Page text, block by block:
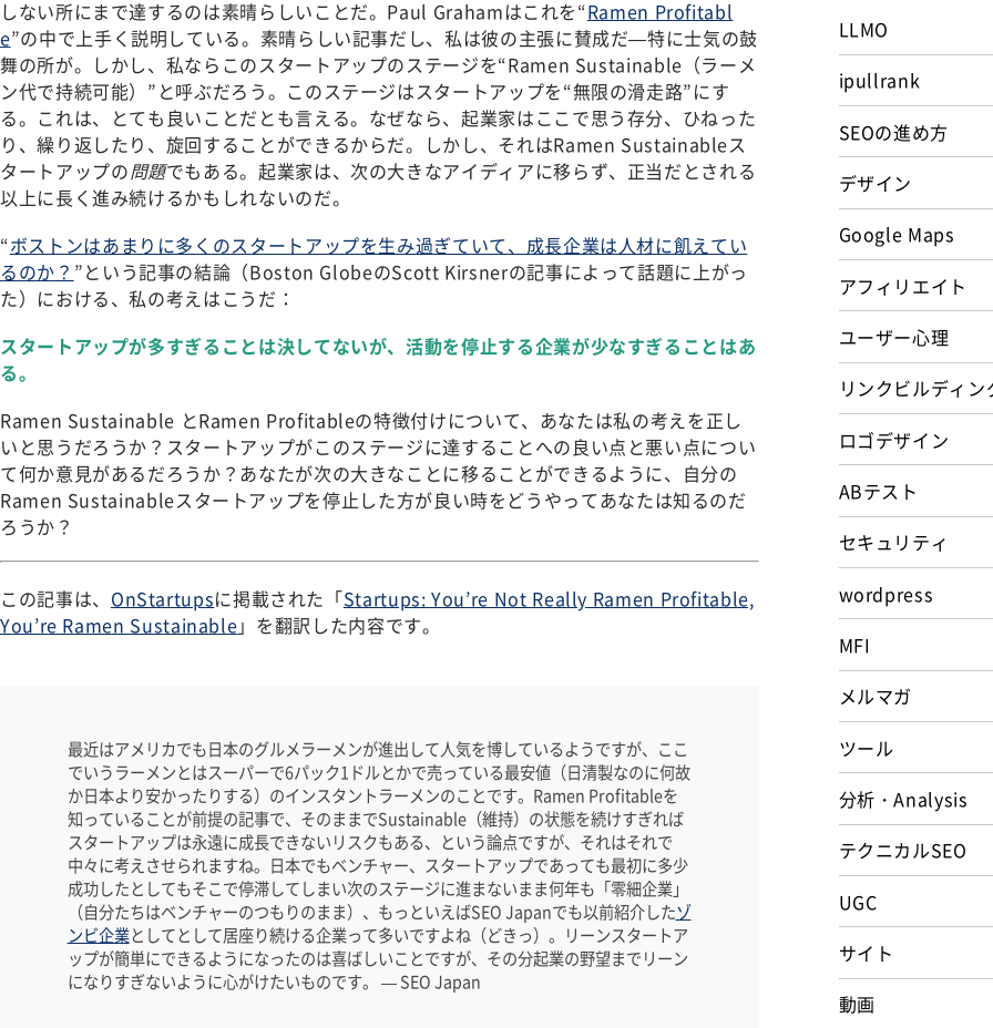
しない所にまで達するのは素晴らしいことだ。Paul Grahamはこれを“Ramen Profitabl
e”の中で上手く説明している。素晴らしい記事だし、私は彼の主張に賛成だ—特に士気の鼓
舞の所が。しかし、私ならこのスタートアップのステージを“Ramen Sustainable（ラーメ
ン代で持続可能）”と呼ぶだろう。このステージはスタートアップを“無限の滑走路”にす
る。これは、とても良いことだとも言える。なぜなら、起業家はここで思う存分、ひねった
り、繰り返したり、旋回することができるからだ。しかし、それはRamen Sustainableス
タートアップの問題でもある。起業家は、次の大きなアイディアに移らず、正当だとされる
以上に長く進み続けるかもしれないのだ。
“ボストンはあまりに多くのスタートアップを生み過ぎていて、成長企業は人材に飢えてい
るのか？ ”という記事の結論（Boston GlobeのScott Kirsnerの記事によって話題に上がっ
た）における、私の考えはこうだ：
スタートアップが多すぎることは決してないが、活動を停止する企業が少なすぎることはあ
る。
Ramen Sustainable とRamen Profitableの特徴付けについて、あなたは私の考えを正し
いと思うだろうか？スタートアップがこのステージに達することへの良い点と悪い点につい
て何か意見があるだろうか？あなたが次の大きなことに移ることができるように、自分の
Ramen Sustainableスタートアップを停止した方が良い時をどうやってあなたは知るのだ
ろうか？
この記事は、 OnStartupsに掲載された「Startups: You’re Not Really Ramen Profitable,
You’re Ramen Sustainable」を翻訳した内容です。
最近はアメリカでも日本のグルメラーメンが進出して人気を博しているようですが、ここ
でいうラーメンとはスーパーで6パック1ドルとかで売っている最安値（日清製なのに何故
か日本より安かったりする）のインスタントラーメンのことです。Ramen Profitableを
知っていることが前提の記事で、そのままでSustainable（維持）の状態を続けすぎれば
スタートアップは永遠に成長できないリスクもある、という論点ですが、それはそれで
中々に考えさせられますね。日本でもベンチャー、スタートアップであっても最初に多少
成功したとしてもそこで停滞してしまい次のステージに進まないまま何年も「零細企業」
（自分たちはベンチャーのつもりのまま）、もっといえばSEO Japanでも以前紹介したゾ
ンビ企業としてとして居座り続ける企業って多いですよね（どきっ）。リーンスタートア
ップが簡単にできるようになったのは喜ばしいことですが、その分起業の野望までリーン
になりすぎないように心がけたいものです。 — SEO Japan
LLMO
ipullrank
SEOの進め方
デザイン
Google Maps
アフィリエイト
ユーザー心理
リンクビルディン
ロゴデザイン
ABテスト
セキュリティ
wordpress
MFI
メルマガ
ツール
分析・Analysis
テクニカルSEO
UGC
サイト
動画